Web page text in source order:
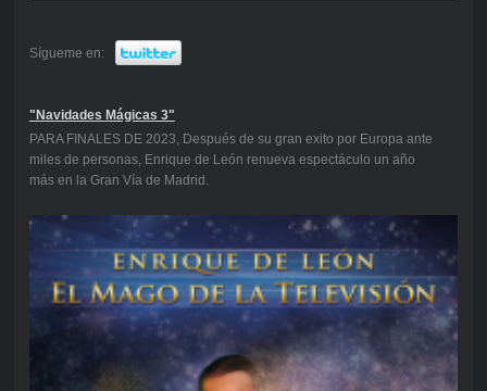
Sígueme en:
"Navidades Mágicas 3"
PARA FINALES DE 2023, Después de su gran exito por Europa ante
miles de personas, Enrique de León renueva espectáculo un año
más en la Gran Vía de Madrid.